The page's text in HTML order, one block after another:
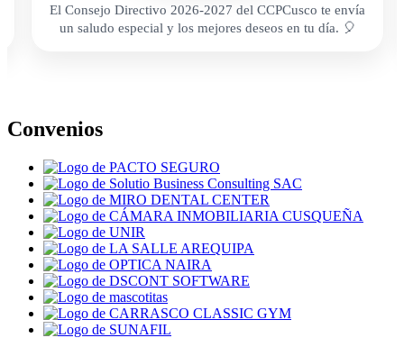
El Consejo Directivo 2026-2027 del CCPCusco te envía
un saludo especial y los mejores deseos en tu día. 🎈
Convenios